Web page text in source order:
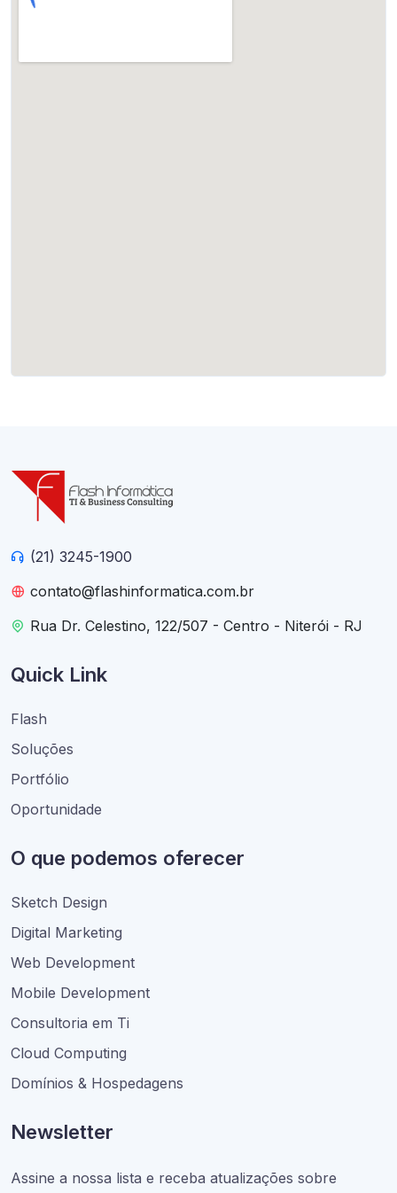
(21) 3245-1900
contato@flashinformatica.com.br
Rua Dr. Celestino, 122/507 - Centro - Niterói - RJ
Quick Link
Flash
Soluções
Portfólio
Oportunidade
O que podemos oferecer
Sketch Design
Digital Marketing
Web Development
Mobile Development
Consultoria em Ti
Cloud Computing
Domínios & Hospedagens
Newsletter
Assine a nossa lista e receba atualizações sobre